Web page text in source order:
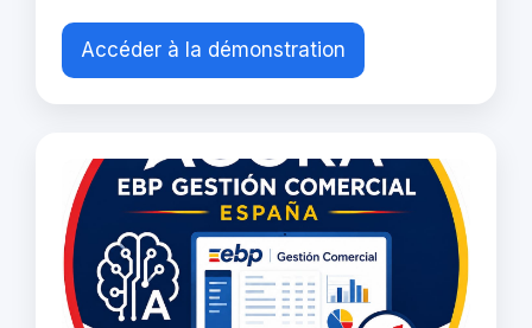
Accéder à la démonstration